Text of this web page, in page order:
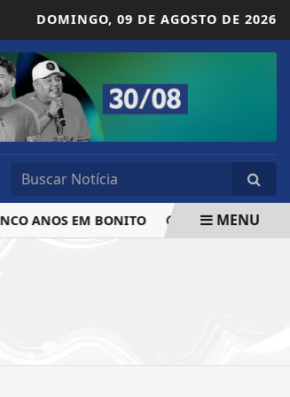
DOMINGO, 09 DE AGOSTO DE 2026
ANOS EM BONITO INSCRIÇÕES PARA
MENU